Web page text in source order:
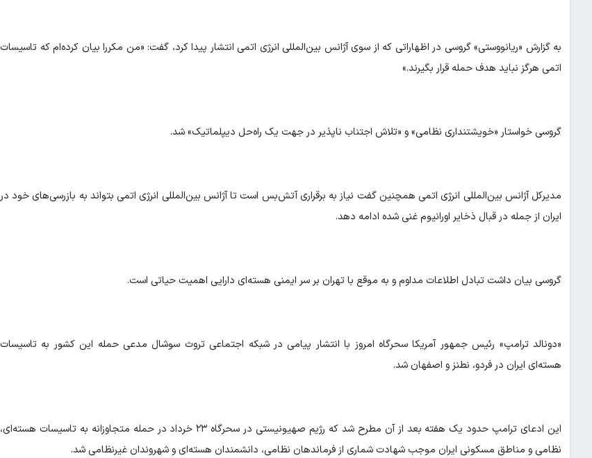
به گزارش «ریانووستی» گروسی در اظهاراتی که از سوی آژانس بین‌المللی انرژی اتمی انتشار پیدا کرد، گفت: «من مکررا بیان کرده‌ام که تاسیسات
اتمی هرگز نباید هدف حمله قرار بگیرند.»
گروسی خواستار «خویشتنداری نظامی» و «تلاش اجتناب ناپذیر در جهت یک راه‌حل دیپلماتیک» شد.
مدیرکل آژانس بین‌المللی انرژی اتمی همچنین گفت نیاز به برقراری آتش‌بس است تا آژانس بین‌المللی انرژی اتمی بتواند به بازرسی‌های خود در
ایران از جمله در قبال ذخایر اورانیوم غنی شده ادامه دهد.
گروسی بیان داشت تبادل اطلاعات مداوم و به موقع با تهران بر سر ایمنی هسته‌ای دارایی اهمیت حیاتی است.
«دونالد ترامپ» رئیس جمهور آمریکا سحرگاه امروز با انتشار پیامی در شبکه اجتماعی تروث سوشال مدعی حمله این کشور به تاسیسات
هسته‌ای ایران در فردو، نطنز و اصفهان شد.
این ادعای ترامپ حدود یک هفته بعد از آن مطرح شد که رژیم صهیونیستی در سحرگاه ۲۳ خرداد در حمله متجاوزانه به تاسیسات هسته‌ای،
نظامی و مناطق مسکونی ایران موجب شهادت شماری از فرماندهان نظامی، دانشمندان هسته‌ای و شهروندان غیرنظامی شد.